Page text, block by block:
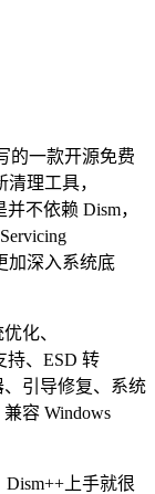
的一款开源免费
理工具，
不依赖 Dism，
加深入系统底
化、
持、ESD 转
、引导修复、系统
容 Windows
上手就很